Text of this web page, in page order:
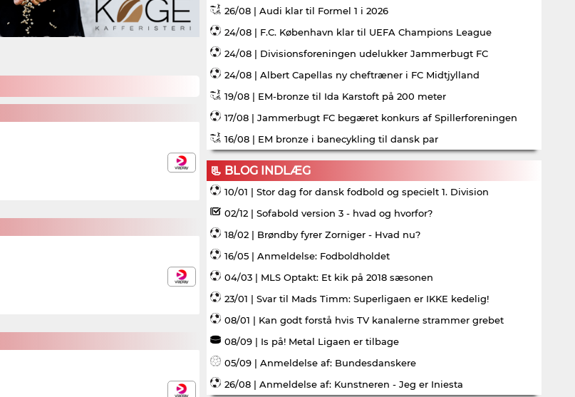
26/08 | Audi klar til Formel 1 i 2026
24/08 | F.C. København klar til UEFA Champions League
24/08 | Divisionsforeningen udelukker Jammerbugt FC
24/08 | Albert Capellas ny cheftræner i FC Midtjylland
19/08 | EM-bronze til Ida Karstoft på 200 meter
17/08 | Jammerbugt FC begæret konkurs af Spillerforeningen
16/08 | EM bronze i banecykling til dansk par
📃 BLOG INDLÆG
10/01 | Stor dag for dansk fodbold og specielt 1. Division
02/12 | Sofabold version 3 - hvad og hvorfor?
18/02 | Brøndby fyrer Zorniger - Hvad nu?
16/05 | Anmeldelse: Fodboldholdet
04/03 | MLS Optakt: Et kik på 2018 sæsonen
23/01 | Svar til Mads Timm: Superligaen er IKKE kedelig!
08/01 | Kan godt forstå hvis TV kanalerne strammer grebet
08/09 | Is på! Metal Ligaen er tilbage
05/09 | Anmeldelse af: Bundesdanskere
26/08 | Anmeldelse af: Kunstneren - Jeg er Iniesta